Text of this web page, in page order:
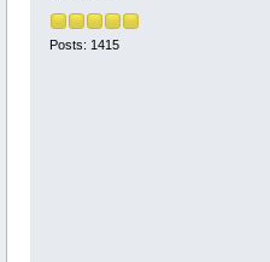
Posts: 1415